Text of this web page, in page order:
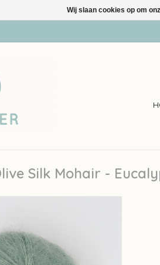
Silk Mohair -
Wij slaan cookies op om